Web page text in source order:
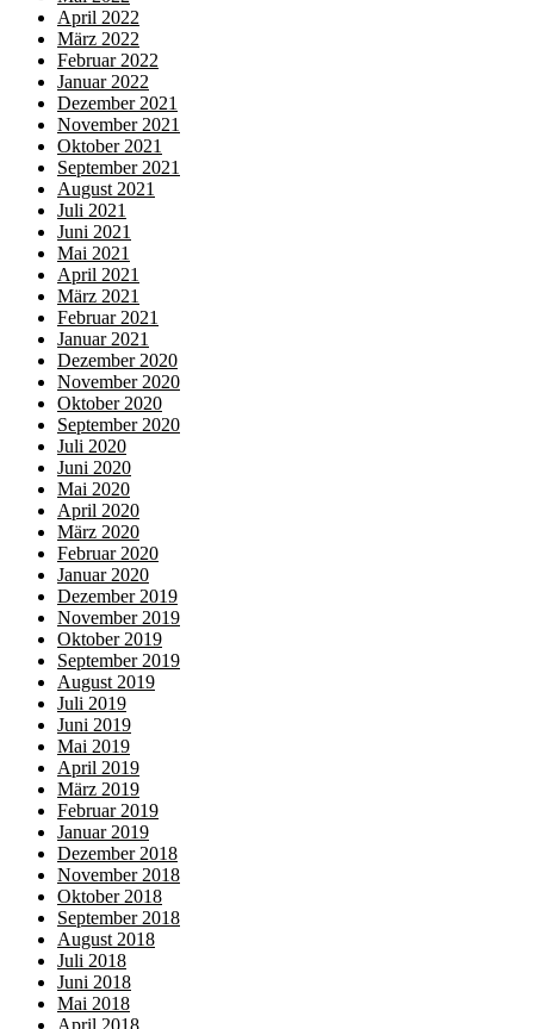
April 2022
März 2022
Februar 2022
Januar 2022
Dezember 2021
November 2021
Oktober 2021
September 2021
August 2021
Juli 2021
Juni 2021
Mai 2021
April 2021
März 2021
Februar 2021
Januar 2021
Dezember 2020
November 2020
Oktober 2020
September 2020
Juli 2020
Juni 2020
Mai 2020
April 2020
März 2020
Februar 2020
Januar 2020
Dezember 2019
November 2019
Oktober 2019
September 2019
August 2019
Juli 2019
Juni 2019
Mai 2019
April 2019
März 2019
Februar 2019
Januar 2019
Dezember 2018
November 2018
Oktober 2018
September 2018
August 2018
Juli 2018
Juni 2018
Mai 2018
April 2018